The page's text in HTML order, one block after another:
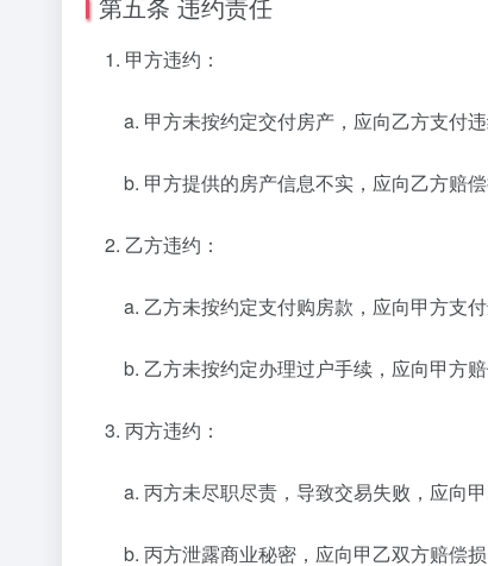
1. 甲方违约：
a. 甲方未按约定交付房产，应向乙方支付违
b. 甲方提供的房产信息不实，应向乙方赔偿
2. 乙方违约：
a. 乙方未按约定支付购房款，应向甲方支付
b. 乙方未按约定办理过户手续，应向甲方赔
3. 丙方违约：
a. 丙方未尽职尽责，导致交易失败，应向甲
b. 丙方泄露商业秘密，应向甲乙双方赔偿损